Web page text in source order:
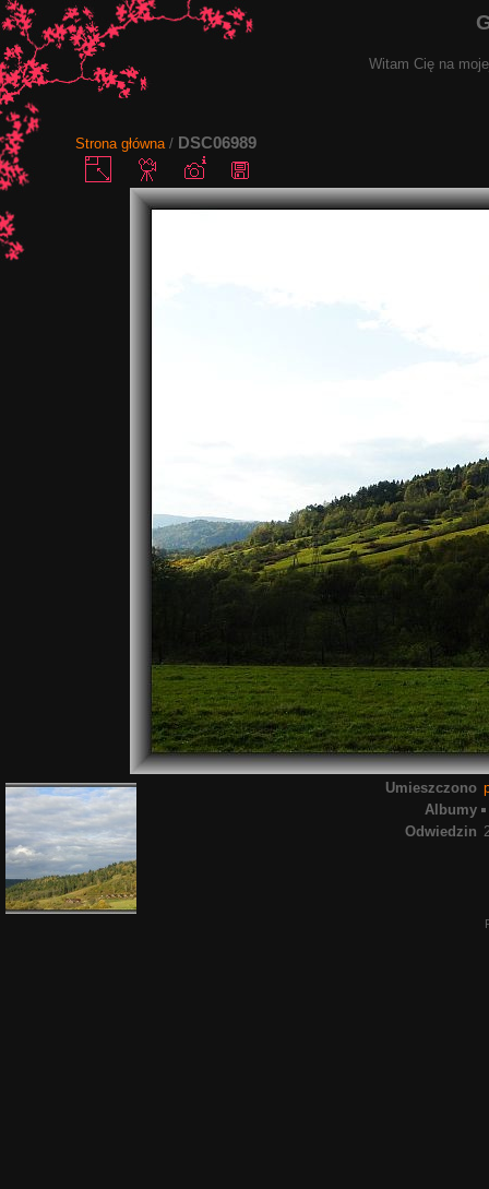
Witam Cię na
Strona główna/ DSC06989
Umieszczono
Albumy
Odwiedzin